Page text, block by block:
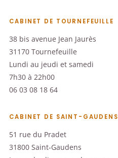
CABINET DE TOURNEFEUILLE
38 bis avenue Jean Jaurès
31170 Tournefeuille
Lundi au jeudi et samedi
7h30 à 22h00
06 03 08 18 64
CABINET DE SAINT-GAUDENS
51 rue du Pradet
31800 Saint-Gaudens